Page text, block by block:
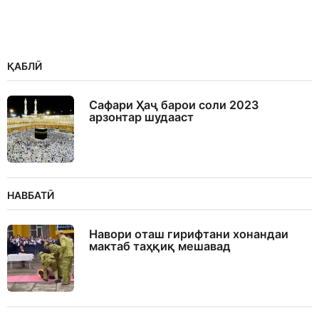
ҚАБЛӢ
Сафари Ҳаҷ барои соли 2023
арзонтар шудааст
НАВБАТӢ
Навори оташ гирифтани хонандаи
мактаб таҳқиқ мешавад